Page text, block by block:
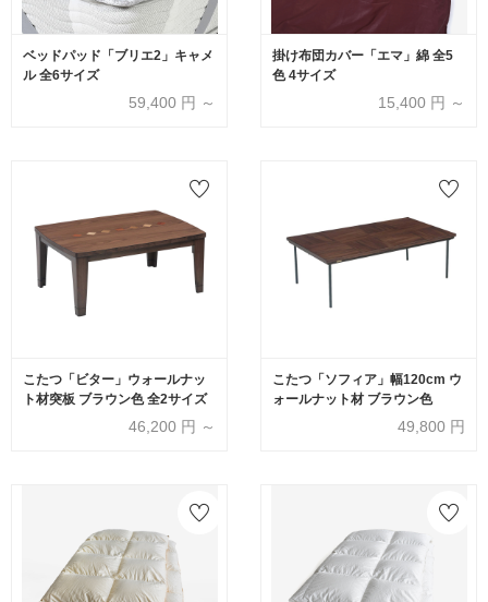
ベッドパッド「ブリエ2」キャメ
ル 全6サイズ
59,400 円 ～
掛け布団カバー「エマ」綿 全5
色 4サイズ
15,400 円 ～
こたつ「ビター」ウォールナッ
ト材突板 ブラウン色 全2サイズ
46,200 円 ～
こたつ「ソフィア」幅120cm ウ
ォールナット材 ブラウン色
49,800 円